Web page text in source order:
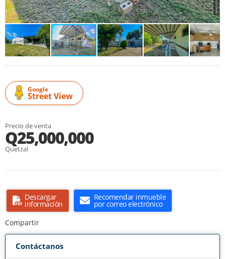
Google
Street View
Precio de venta
Q25,000,000
Quetzal
Descargar
información
Recomendar inmueble
por correo electrónico
Compartir
Contáctanos